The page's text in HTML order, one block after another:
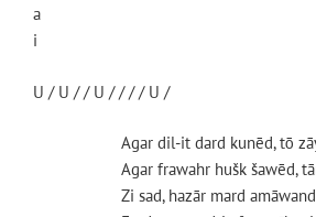
а
і
U / U / / U / / / / U /
Agar dil-it dard kunēd, tō
Agar frawahr hušk šawēd,
Zi sad, hazār mard